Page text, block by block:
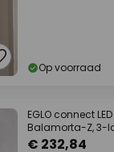
Op voorraad
EGLO connect
Balamorta-Z, 3-
€ 232,84